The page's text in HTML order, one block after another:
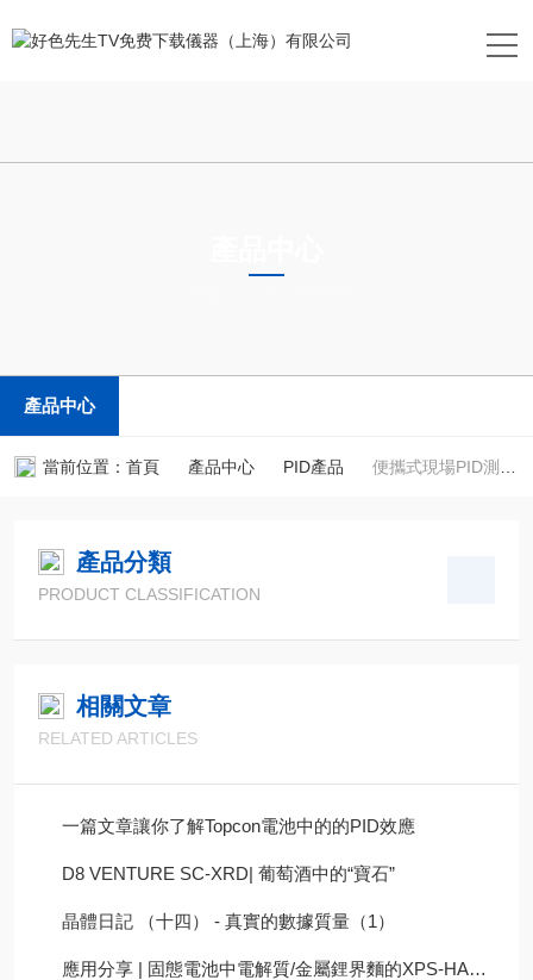
產品中心
當前位置： 首頁 產品中心 PID產品 便攜式現場PID測試儀
產品分類
PRODUCT CLASSIFICATION
相關文章
RELATED ARTICLES
一篇文章讓你了解Topcon電池中的的PID效應
D8 VENTURE SC-XRD| 葡萄酒中的“寶石”
晶體日記 （十四） - 真實的數據質量（1）
應用分享 | 固態電池中電解質/金屬鋰界麵的XPS-HAXPES表征